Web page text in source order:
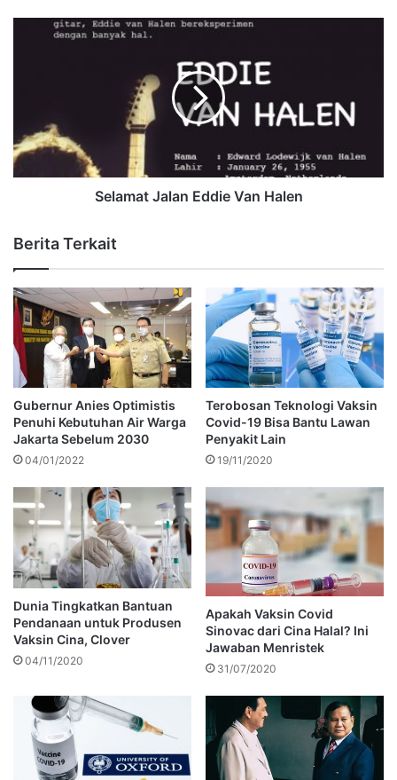
Selamat Jalan Eddie Van Halen
Berita Terkait
Gubernur Anies Optimistis
Penuhi Kebutuhan Air Warga
Jakarta Sebelum 2030
04/01/2022
Terobosan Teknologi Vaksin
Covid-19 Bisa Bantu Lawan
Penyakit Lain
19/11/2020
Dunia Tingkatkan Bantuan
Pendanaan untuk Produsen
Vaksin Cina, Clover
04/11/2020
Apakah Vaksin Covid
Sinovac dari Cina Halal? Ini
Jawaban Menristek
31/07/2020